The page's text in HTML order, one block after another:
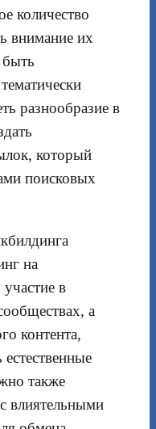
количество
внимание их
разнообразие в
который
поисковых
на
в
а
контента,
также
влиятельными